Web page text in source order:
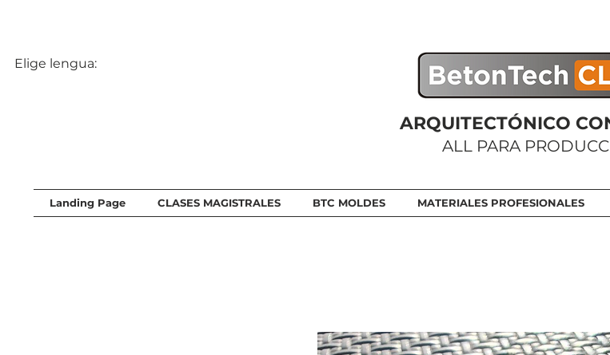
Elige lengua:
ARQUITECTÓNICO
ALL PARA
Landing Page CLASES MAGISTRALES BTC MOLDES MATERIALES PROFESIONALES